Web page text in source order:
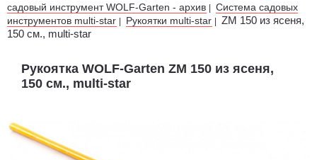
садовый инструмент WOLF-Garten - архив | Система садовых
инструментов multi-star | Рукоятки multi-star | ZM 150 из ясеня,
150 см., multi-star
Рукоятка WOLF-Garten ZM 150 из ясеня,
150 см., multi-star